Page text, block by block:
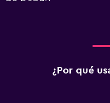
¿Por qué